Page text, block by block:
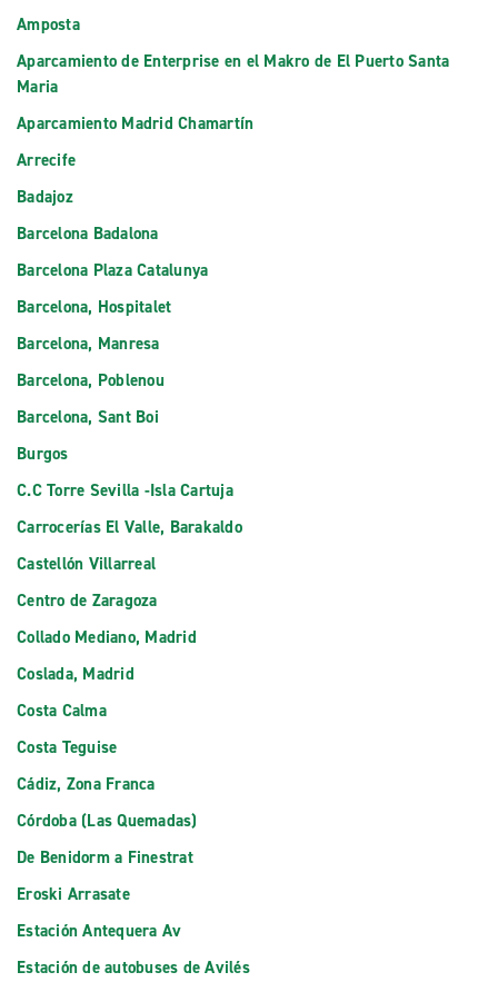
Amposta
Aparcamiento de Enterprise en el Makro de El Puerto Santa
Maria
Aparcamiento Madrid Chamartín
Arrecife
Badajoz
Barcelona Badalona
Barcelona Plaza Catalunya
Barcelona, Hospitalet
Barcelona, Manresa
Barcelona, Poblenou
Barcelona, Sant Boi
Burgos
C.C Torre Sevilla -Isla Cartuja
Carrocerías El Valle, Barakaldo
Castellón Villarreal
Centro de Zaragoza
Collado Mediano, Madrid
Coslada, Madrid
Costa Calma
Costa Teguise
Cádiz, Zona Franca
Córdoba (Las Quemadas)
De Benidorm a Finestrat
Eroski Arrasate
Estación Antequera Av
Estación de autobuses de Avilés